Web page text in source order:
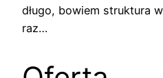
długo, bowiem struktura
raz…